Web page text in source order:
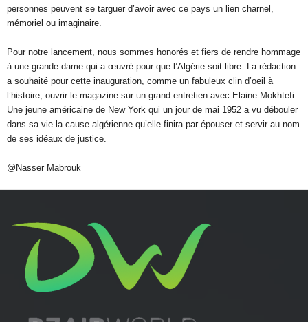
personnes peuvent se targuer d’avoir avec ce pays un lien charnel,
mémoriel ou imaginaire.
Pour notre lancement, nous sommes honorés et fiers de rendre hommage
à une grande dame qui a œuvré pour que l’Algérie soit libre. La rédaction
a souhaité pour cette inauguration, comme un fabuleux clin d’oeil à
l’histoire, ouvrir le magazine sur un grand entretien avec Elaine Mokhtefi.
Une jeune américaine de New York qui un jour de mai 1952 a vu débouler
dans sa vie la cause algérienne qu’elle finira par épouser et servir au nom
de ses idéaux de justice.
@Nasser Mabrouk